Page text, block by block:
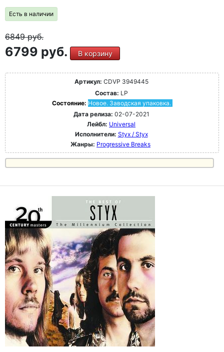
Есть в наличии
6849руб.
6799 руб. В корзину
Артикул: CDVP 3949445
Состав: LP
Состояние: Новое. Заводская упаковка.
Дата релиза: 02-07-2021
Лейбл: Universal
Исполнители: Styx / Styx
Жанры: Progressive Breaks